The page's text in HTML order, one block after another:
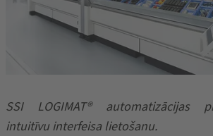
SSI LOGIMAT® automatizācijas
intuitīvu interfeisa lietošanu.